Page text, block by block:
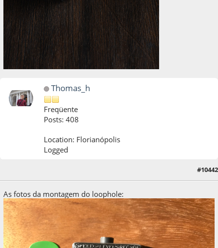
Thomas_h
Freqüente
Posts: 408
Location: Florianópolis
Logged
#10442
As fotos da montagem do loophole: